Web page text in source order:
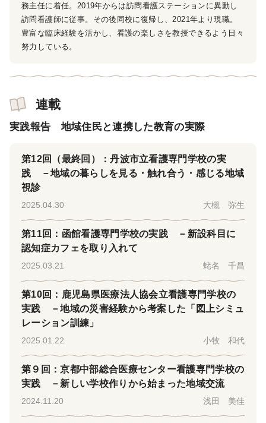
務主任に着任。2019年からは訪問看護ステーションに異動し
訪問看護師に従事。その後同校に復帰し、2021年より現職。
豊富な臨床経験を活かし、看護の楽しさを教授できるよう日々
努力している。
連載
実践報告 地域住民と連携した教育の実際
第12回（最終回）：丹波市立看護専門学校の実
践 －地域の暮らしを見る・触れ合う・感じる地域
視診
2025.04.30 大槻 弥生
第11回：函館看護専門学校の実践 －新設科目に
認知症カフェを取り入れて
2025.03.21 蛯名 千昌
第10回：鹿児島県医療法人協会立看護専門学校の
実践 －地域の災害経験から考案した「図上シミュ
レーション訓練」
2025.01.22 小牧 和代
第９回：京都中部総合医療センター看護専門学校の
実践 －新しい学校作りから始まった地域交流
2024.11.20 浅田 美佳